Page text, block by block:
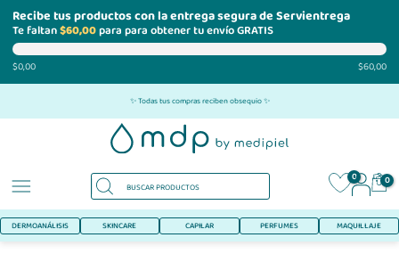
Recibe tus productos con la entrega segura de Servientrega
Te faltan$60,00para para obtener tu envío GRATIS
$0,00 $60,00
al
✨ Todas tus compras reciben obsequio ✨
0 0
DERMOANÁLISIS SKINCARE CAPILAR PERFUMES MAQUILLAJE